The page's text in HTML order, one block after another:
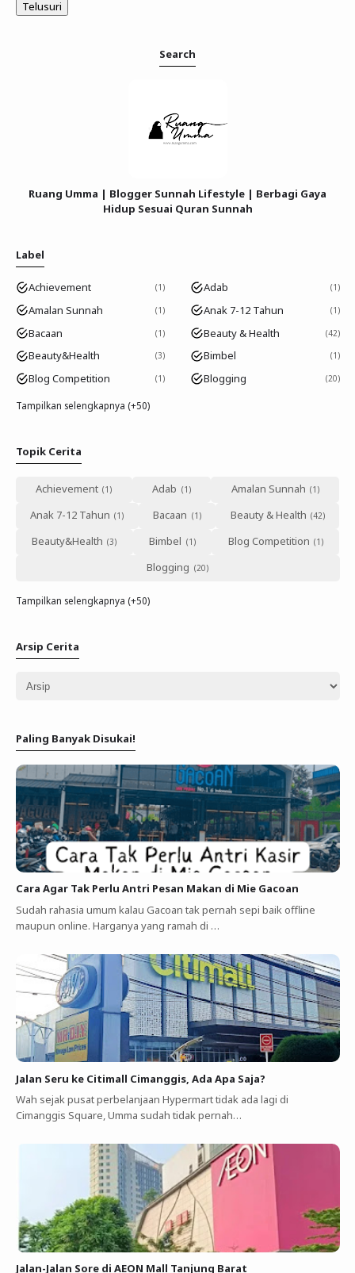
Search
Ruang Umma | Blogger Sunnah Lifestyle | Berbagi Gaya
Hidup Sesuai Quran Sunnah
Label
Achievement 1 Adab 1
Amalan Sunnah 1 Anak 7-12 Tahun 1
Bacaan 1 Beauty & Health 42
Beauty&Health 3 Bimbel 1
Blog Competition 1 Blogging 20
Tampilkan selengkapnya (+50)
Topik Cerita
Achievement Adab
Amalan Sunnah
Anak 7-12 Tahun
Bacaan
Beauty & Health
Beauty&Health
Bimbel
Blog Competition
Blogging
Tampilkan selengkapnya (+50)
Arsip Cerita
Paling Banyak Disukai!
Cara Agar Tak Perlu Antri Pesan Makan di Mie Gacoan
Sudah rahasia umum kalau Gacoan tak pernah sepi baik offline
maupun online. Harganya yang ramah di …
Jalan Seru ke Citimall Cimanggis, Ada Apa Saja?
Wah sejak pusat perbelanjaan Hypermart tidak ada lagi di
Cimanggis Square, Umma sudah tidak pernah…
Jalan-Jalan Sore di AEON Mall Tanjung Barat